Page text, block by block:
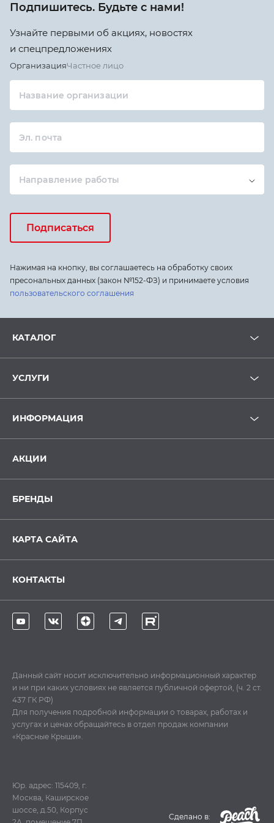
Подпишитесь. Будьте с нами!
Узнайте первыми об акциях, новостях
и спецпредложениях
ОрганизацияЧастное лицо
Название организации
Эл. почта
Направление работы
Подписаться
Нажимая на кнопку, вы соглашаетесь на обработку своих
пресональных данных (закон №152-ФЗ) и принимаете условия
пользовательского соглашения
КАТАЛОГ
УСЛУГИ
ИНФОРМАЦИЯ
АКЦИИ
БРЕНДЫ
КАРТА САЙТА
КОНТАКТЫ
Данный сайт носит исключительно информационный характер
и ни при каких условиях не является публичной офертой, (ч. 2 ст.
437 ГК РФ)
Для получения подробной информации о товарах, работах и
услугах и ценах обращайтесь в отдел продаж компании
«Красные Крыши».
Юр. адрес: 115409, г.
Москва, Каширское
шоссе, д.50, Корпус
Cделано в: